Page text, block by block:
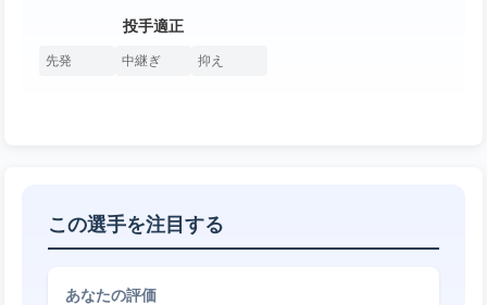
投手適正
先発 中継ぎ 抑え
この選手を注目する
あなたの評価